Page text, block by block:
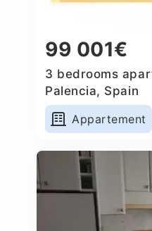
99 001€
3 bedrooms
Palencia, Spain
Appartement